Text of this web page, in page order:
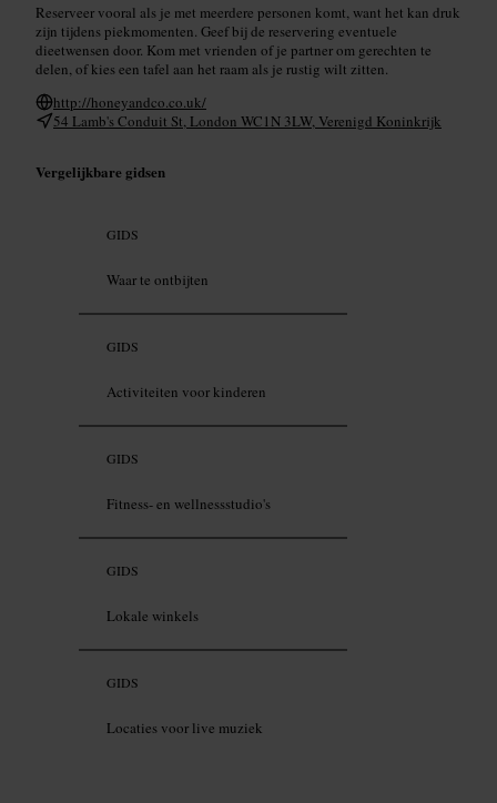
Reserveer vooral als je met meerdere personen komt, want het kan druk
zijn tijdens piekmomenten. Geef bij de reservering eventuele
dieetwensen door. Kom met vrienden of je partner om gerechten te
delen, of kies een tafel aan het raam als je rustig wilt zitten.
http://honeyandco.co.uk/
54 Lamb's Conduit St, London WC1N 3LW, Verenigd Koninkrijk
Vergelijkbare gidsen
GIDS
Waar te ontbijten
GIDS
Activiteiten voor kinderen
GIDS
Fitness- en wellnessstudio's
GIDS
Lokale winkels
GIDS
Locaties voor live muziek